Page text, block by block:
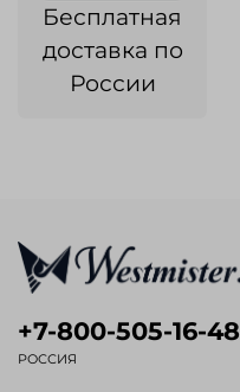
Бесплатная
доставка по
России
+7-800-505-16-48
РОССИЯ